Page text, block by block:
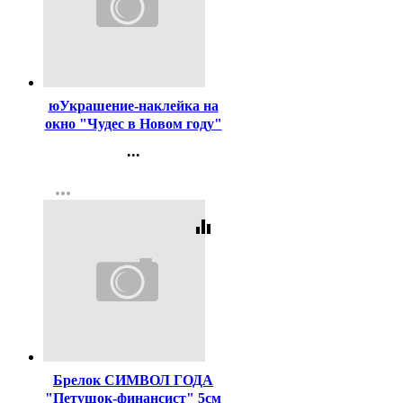
юУкрашение-наклейка на
окно "Чудес в Новом году"
...
Регистрация
more_horiz
equalizer
Брелок СИМВОЛ ГОДА
"Петушок-финансист" 5см